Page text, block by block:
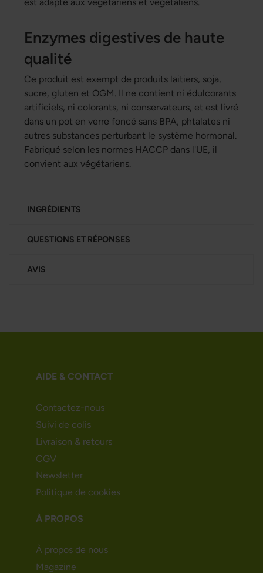
Enzymes digestives de haute
qualité
Ce produit est exempt de produits laitiers, soja,
sucre, gluten et OGM. Il ne contient ni édulcorants
artificiels, ni colorants, ni conservateurs, et est livré
dans un pot en verre foncé sans BPA, phtalates ni
autres substances perturbant le système hormonal.
Fabriqué selon les normes HACCP dans l'UE, il
convient aux végétariens.
INGRÉDIENTS
QUESTIONS ET RÉPONSES
AVIS
AIDE & CONTACT
Contactez-nous
Suivi de colis
Livraison & retours
CGV
Newsletter
Politique de cookies
À PROPOS
À propos de nous
Magazine